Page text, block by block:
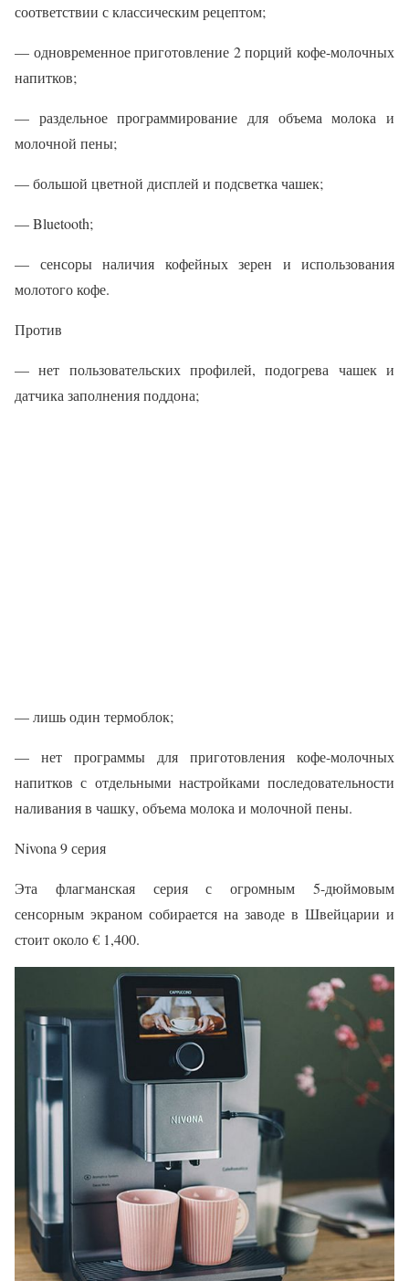
соответствии с классическим рецептом;
— одновременное приготовление 2 порций кофе-молочных
напитков;
— раздельное программирование для объема молока и
молочной пены;
— большой цветной дисплей и подсветка чашек;
— Bluetooth;
— сенсоры наличия кофейных зерен и использования
молотого кофе.
Против
— нет пользовательских профилей, подогрева чашек и
датчика заполнения поддона;
— лишь один термоблок;
— нет программы для приготовления кофе-молочных
напитков с отдельными настройками последовательности
наливания в чашку, объема молока и молочной пены.
Nivona 9 серия
Эта флагманская серия с огромным 5-дюймовым
сенсорным экраном собирается на заводе в Швейцарии и
стоит около € 1,400.